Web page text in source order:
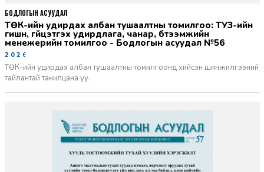
ТӨК-ийн удирдах албан тушаалтны томилгоо: ТУЗ-ийн
гишүүн, гүйцэтгэх удирдлага, чанар, бүтээмжийн
менежерийн томилгоо - Бодлогын асуудал №56
2026-06-02
ТӨК-ийн удирдах албан тушаалтны томилгоонд хийсэн шинжилгээний
тайлантай танилцана уу.
БОДЛОГЫН АСУУДАЛ